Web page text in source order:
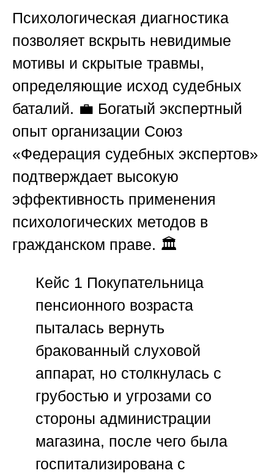
Психологическая диагностика
позволяет вскрыть невидимые
мотивы и скрытые травмы,
определяющие исход судебных
баталий. 💼 Богатый экспертный
опыт организации Союз
«Федерация судебных экспертов»
подтверждает высокую
эффективность применения
психологических методов в
гражданском праве. 🏛️
Кейс 1 Покупательница
пенсионного возраста
пыталась вернуть
бракованный слуховой
аппарат, но столкнулась с
грубостью и угрозами со
стороны администрации
магазина, после чего была
госпитализирована с